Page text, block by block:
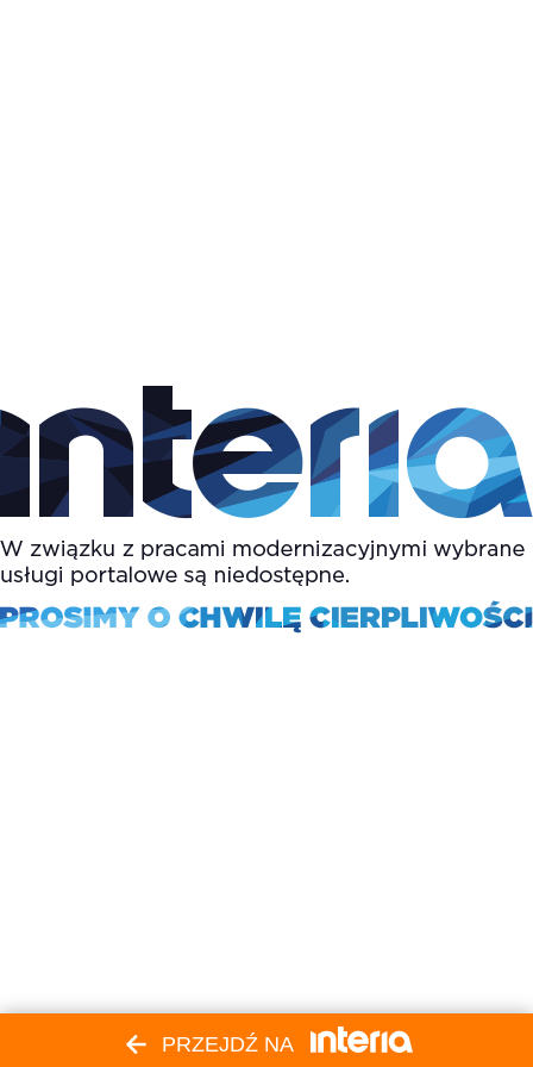
PRZEJDŹ NA